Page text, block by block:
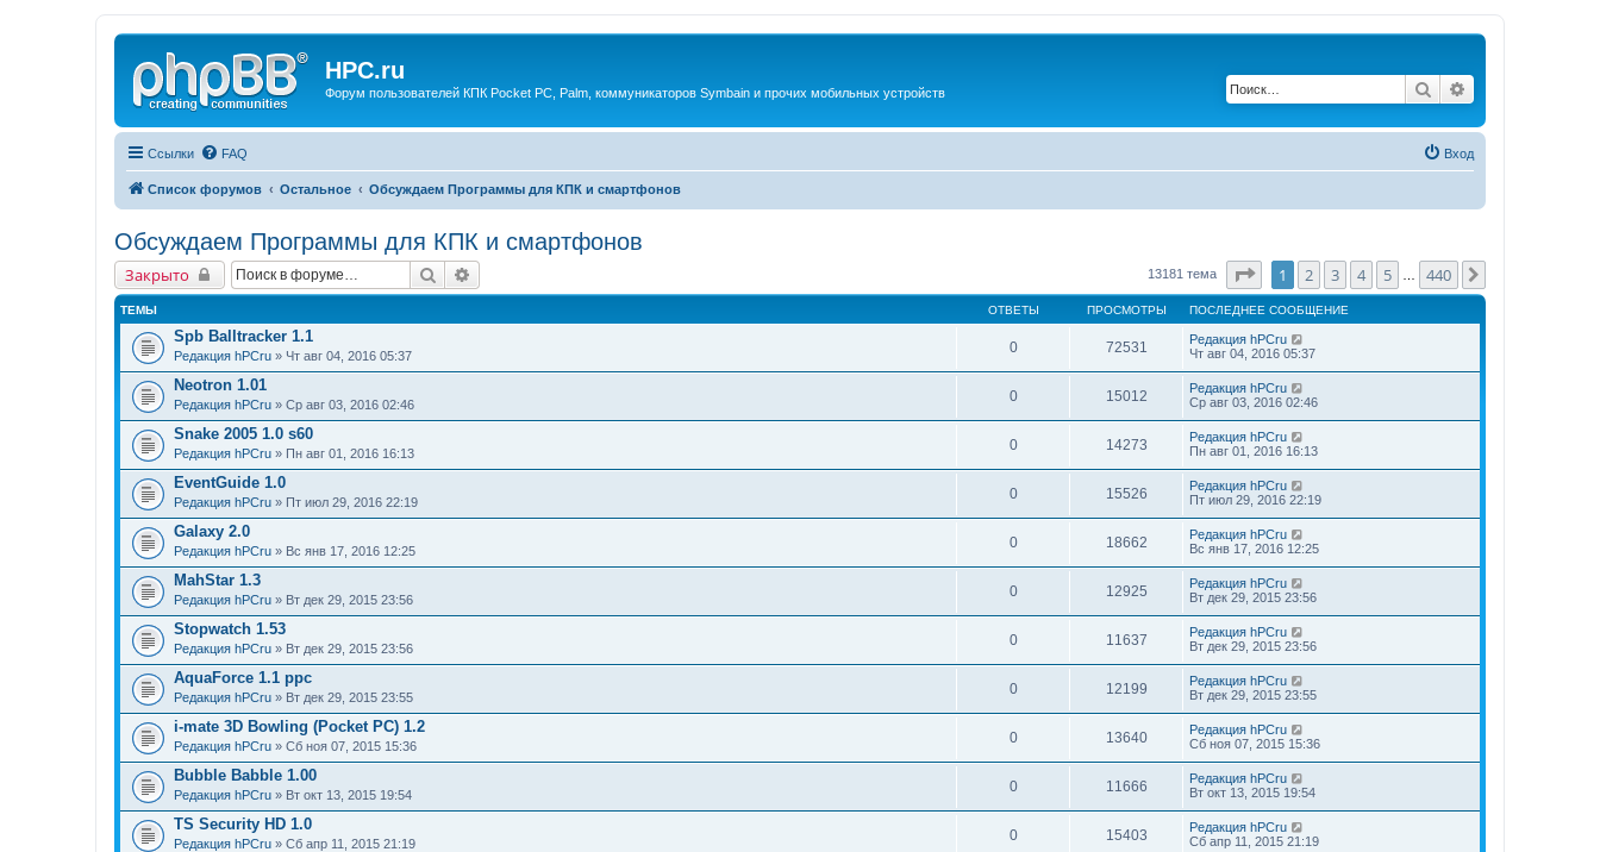
HPC.ru
Форум пользователей КПК Pocket PC, Palm, коммуникаторов Symbain и прочих мобильных устройств Поиск
Ссылки FAQ Вход
Список форумов Остальное Обсуждаем Программы для КПК и смартфонов
Обсуждаем Программы для КПК и смартфонов
Закрыто Поиск 13181 тема Страница 1 из440
1 2 3 4 5 440
ТЕМЫ ОТВЕТЫ ПРОСМОТРЫ ПОСЛЕДНЕЕ СООБЩЕНИЕ
Spb Balltracker 1.1
Редакция hPCru » Чт авг 04, 2016 05:37
0 72531
Редакция hPCru
Чт авг 04, 2016 05:37
Neotron 1.01
Редакция hPCru » Ср авг 03, 2016 02:46
0 15012
Редакция hPCru
Ср авг 03, 2016 02:46
Snake 2005 1.0 s60
Редакция hPCru » Пн авг 01, 2016 16:13
0 14273
Редакция hPCru
Пн авг 01, 2016 16:13
EventGuide 1.0
Редакция hPCru » Пт июл 29, 2016 22:19
0 15526
Редакция hPCru
Пт июл 29, 2016 22:19
Galaxy 2.0
Редакция hPCru » Вс янв 17, 2016 12:25
0 18662
Редакция hPCru
Вс янв 17, 2016 12:25
MahStar 1.3
Редакция hPCru » Вт дек 29, 2015 23:56
0 12925
Редакция hPCru
Вт дек 29, 2015 23:56
Stopwatch 1.53
Редакция hPCru » Вт дек 29, 2015 23:56
0 11637
Редакция hPCru
Вт дек 29, 2015 23:56
AquaForce 1.1 ppc
Редакция hPCru » Вт дек 29, 2015 23:55
0 12199
Редакция hPCru
Вт дек 29, 2015 23:55
i-mate 3D Bowling (Pocket PC) 1.2
Редакция hPCru » Сб ноя 07, 2015 15:36
0 13640
Редакция hPCru
Сб ноя 07, 2015 15:36
Bubble Babble 1.00
Редакция hPCru » Вт окт 13, 2015 19:54
0 11666
Редакция hPCru
Вт окт 13, 2015 19:54
TS Security HD 1.0
Редакция hPCru » Сб апр 11, 2015 21:19
0 15403
Редакция hPCru
Сб апр 11, 2015 21:19